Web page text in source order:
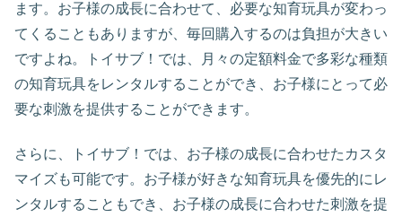
ます。お子様の成長に合わせて、必要な知育玩具が変わっ
てくることもありますが、毎回購入するのは負担が大きい
ですよね。トイサブ！では、月々の定額料金で多彩な種類
の知育玩具をレンタルすることができ、お子様にとって必
要な刺激を提供することができます。
さらに、トイサブ！では、お子様の成長に合わせたカスタ
マイズも可能です。お子様が好きな知育玩具を優先的にレ
ンタルすることもでき、お子様の成長に合わせた刺激を提